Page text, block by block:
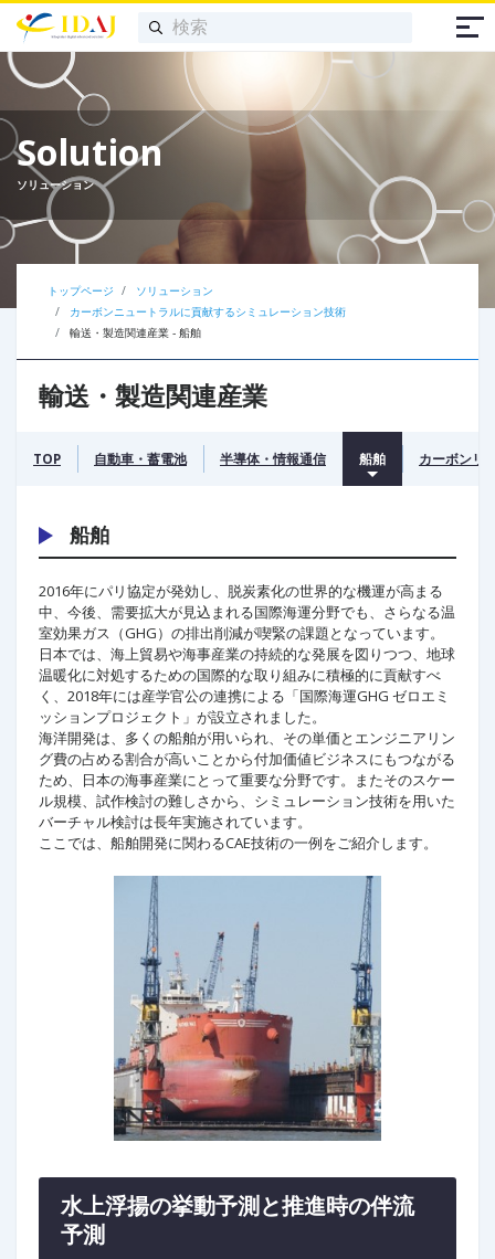
Solution
ソリューション
トップページ
ソリューション
カーボンニュートラルに貢献するシミュレーション技術
輸送・製造関連産業 - 船舶
輸送・製造関連産業
TOP 自動車・蓄電池 半導体・情報通信 船舶 カーボンリ
船舶
2016年にパリ協定が発効し、脱炭素化の世界的な機運が高まる
中、今後、需要拡大が見込まれる国際海運分野でも、さらなる温
室効果ガス（GHG）の排出削減が喫緊の課題となっています。
日本では、海上貿易や海事産業の持続的な発展を図りつつ、地球
温暖化に対処するための国際的な取り組みに積極的に貢献すべ
く、2018年には産学官公の連携による「国際海運GHG ゼロエミ
ッションプロジェクト」が設立されました。
海洋開発は、多くの船舶が用いられ、その単価とエンジニアリン
グ費の占める割合が高いことから付加価値ビジネスにもつながる
ため、日本の海事産業にとって重要な分野です。またそのスケー
ル規模、試作検討の難しさから、シミュレーション技術を用いた
バーチャル検討は長年実施されています。
ここでは、船舶開発に関わるCAE技術の一例をご紹介します。
水上浮揚の挙動予測と推進時の伴流
予測